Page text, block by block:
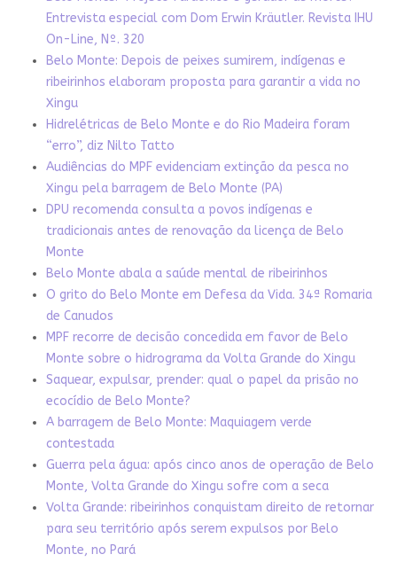
Entrevista especial com Dom Erwin Kräutler. Revista IHU
On-Line, Nº. 320
Belo Monte: Depois de peixes sumirem, indígenas e
ribeirinhos elaboram proposta para garantir a vida no
Xingu
Hidrelétricas de Belo Monte e do Rio Madeira foram
“erro”, diz Nilto Tatto
Audiências do MPF evidenciam extinção da pesca no
Xingu pela barragem de Belo Monte (PA)
DPU recomenda consulta a povos indígenas e
tradicionais antes de renovação da licença de Belo
Monte
Belo Monte abala a saúde mental de ribeirinhos
O grito do Belo Monte em Defesa da Vida. 34ª Romaria
de Canudos
MPF recorre de decisão concedida em favor de Belo
Monte sobre o hidrograma da Volta Grande do Xingu
Saquear, expulsar, prender: qual o papel da prisão no
ecocídio de Belo Monte?
A barragem de Belo Monte: Maquiagem verde
contestada
Guerra pela água: após cinco anos de operação de Belo
Monte, Volta Grande do Xingu sofre com a seca
Volta Grande: ribeirinhos conquistam direito de retornar
para seu território após serem expulsos por Belo
Monte, no Pará